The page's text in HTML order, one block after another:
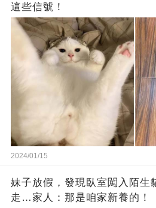
這些信號！
2024/01/15
妹子放假，發現臥室闖入陌生
走…家人：那是咱家新養的！